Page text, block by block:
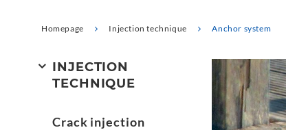
Homepage Injection technique Anchor system
INJECTION
TECHNIQUE
Crack injection